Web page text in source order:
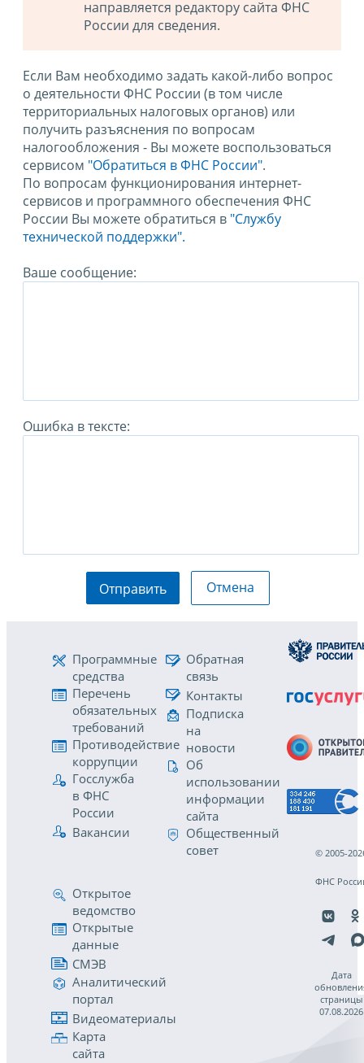
направляется редактору сайта ФНС
России для сведения.
Если Вам необходимо задать какой-либо вопрос
о деятельности ФНС России (в том числе
территориальных налоговых органов) или
получить разъяснения по вопросам
налогообложения - Вы можете воспользоваться
сервисом "Обратиться в ФНС России".
По вопросам функционирования интернет-
сервисов и программного обеспечения ФНС
России Вы можете обратиться в "Службу
технической поддержки".
Ваше сообщение:
Ошибка в тексте:
Отправить Отмена
Программные
средства
Перечень
обязательных
требований
Противодействие
коррупции
Госслужба
в ФНС
России
Вакансии
Обратная
связь
Контакты
Подписка
на
новости
Об
использовании
информации
сайта
Общественный
совет
Открытое
ведомство
Открытые
данные
СМЭВ
Аналитический
портал
Видеоматериалы
Карта
сайта
© 2005-
ФНС
Дата
страницы
07.08.2026